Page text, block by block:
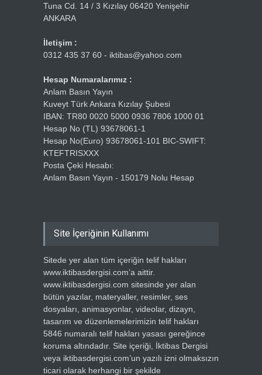
Tuna Cd. 14 / 3 Kızılay 06420 Yenişehir
ANKARA
İletişim :
0312 435 37 60 - iktibas@yahoo.com
Hesap Numaralarımız :
Anlam Basın Yayın
Kuveyt Türk Ankara Kızılay Şubesi
IBAN: TR80 0020 5000 0936 7806 1000 01
Hesap No (TL) 93678061-1
Hesap No(Euro) 93678061-101 BIC-SWIFT:
KTEFTRISXXX
Posta Çeki Hesabı:
Anlam Basın Yayın - 150179 Nolu Hesap
Site İçeriğinin Kullanımı
Sitede yer alan tüm içeriğin telif hakları
www.iktibasdergisi.com’a aittir.
www.iktibasdergisi.com sitesinde yer alan
bütün yazılar, materyaller, resimler, ses
dosyaları, animasyonlar, videolar, dizayn,
tasarım ve düzenlemelerimizin telif hakları
5846 numaralı telif hakları yasası gereğince
koruma altındadır. Site içeriği, İktibas Dergisi
veya iktibasdergisi.com’un yazılı izni olmaksızın
ticari olarak herhangi bir şekilde